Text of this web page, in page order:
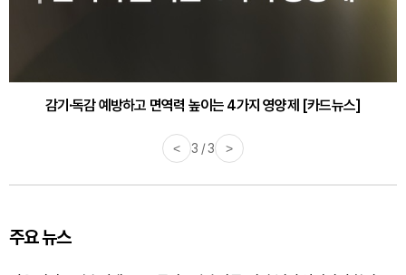
감기·독감 예방하고 면역력 높이는 4가지 영양제 [카드뉴스]
< 3 / 3 >
주요 뉴스